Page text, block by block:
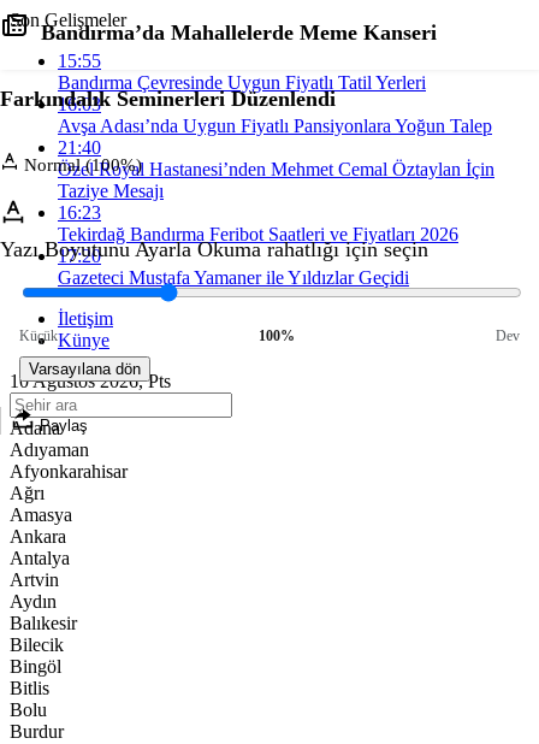
Son Gelişmeler
15:55
Bandırma Çevresinde Uygun Fiyatlı Tatil Yerleri
16:03
Avşa Adası’nda Uygun Fiyatlı Pansiyonlara Yoğun Talep
21:40
Özel Royal Hastanesi’nden Mehmet Cemal Öztaylan İçin
Taziye Mesajı
16:23
Tekirdağ Bandırma Feribot Saatleri ve Fiyatları 2026
17:20
Gazeteci Mustafa Yamaner ile Yıldızlar Geçidi
İletişim
Künye
10 Ağustos 2026, Pts
Adana
Adıyaman
Afyonkarahisar
Ağrı
Amasya
Ankara
Antalya
Artvin
Aydın
Balıkesir
Bilecik
Bingöl
Bitlis
Bolu
Burdur
Bandırma’da Mahallelerde Meme Kanseri
Farkındalık Seminerleri Düzenlendi
Normal (100%)
Yazı Boyutunu Ayarla Okuma rahatlığı için seçin
Küçük 100% Dev
Varsayılana dön
Paylaş